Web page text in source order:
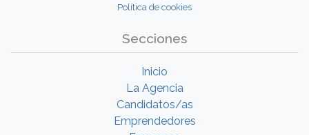
Política de cookies
Secciones
Inicio
La Agencia
Candidatos/as
Emprendedores